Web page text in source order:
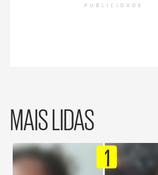
PUBLICIDADE
MAIS LIDAS
1